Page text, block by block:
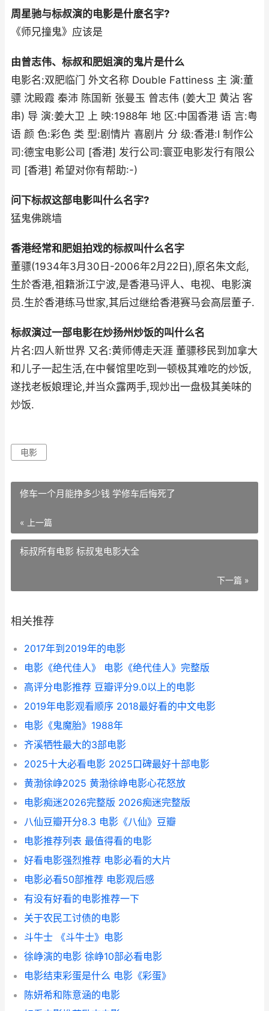
周星驰与标叔演的电影是什麽名字?
《师兄撞鬼》应该是
由曾志伟、标叔和肥姐演的鬼片是什么
电影名:双肥临门 外文名称 Double Fattiness 主 演:董
骠 沈殿霞 秦沛 陈国新 张曼玉 曾志伟 (姜大卫 黄沾 客
串) 导 演:姜大卫 上 映:1988年 地 区:中国香港 语 言:粤
语 颜 色:彩色 类 型:剧情片 喜剧片 分 级:香港:I 制作公
司:德宝电影公司 [香港] 发行公司:寰亚电影发行有限公
司 [香港] 希望对你有帮助:-)
问下标叔这部电影叫什么名字?
猛鬼佛跳墙
香港经常和肥姐拍戏的标叔叫什么名字
董骠(1934年3月30日-2006年2月22日),原名朱文彪,
生於香港,祖籍浙江宁波,是香港马评人、电视、电影演
员.生於香港练马世家,其后过继给香港赛马会高层董子.
标叔演过一部电影在炒扬州炒饭的叫什么名
片名:四人新世界 又名:黄师傅走天涯 董骠移民到加拿大
和儿子一起生活,在中餐馆里吃到一顿极其难吃的炒饭,
遂找老板娘理论,并当众露两手,现炒出一盘极其美味的
炒饭.
电影
修车一个月能挣多少钱 学修车后悔死了
« 上一篇
标叔所有电影 标叔鬼电影大全
下一篇 »
相关推荐
2017年到2019年的电影
电影《绝代佳人》 电影《绝代佳人》完整版
高评分电影推荐 豆瓣评分9.0以上的电影
2019年电影观看顺序 2018最好看的中文电影
电影《鬼魔胎》1988年
齐溪牺牲最大的3部电影
2025十大必看电影 2025口碑最好十部电影
黄渤徐峥2025 黄渤徐峥电影心花怒放
电影痴迷2026完整版 2026痴迷完整版
八仙豆瓣开分8.3 电影《八仙》豆瓣
电影推荐列表 最值得看的电影
好看电影强烈推荐 电影必看的大片
电影必看50部推荐 电影观后感
有没有好看的电影推荐一下
关于农民工讨债的电影
斗牛士 《斗牛士》电影
徐峥演的电影 徐峥10部必看电影
电影结束彩蛋是什么 电影《彩蛋》
陈妍希和陈意涵的电影